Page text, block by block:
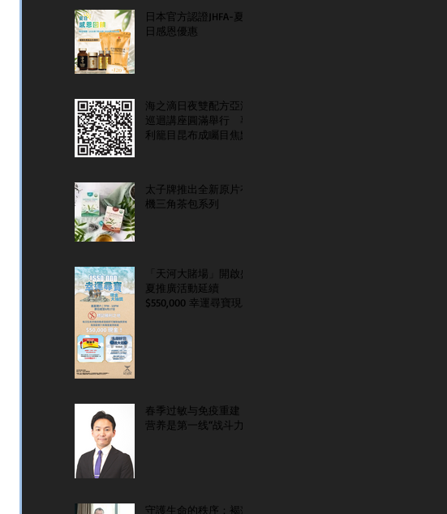
日本官方認證JHFA-夏
日感恩優惠
海之滴日夜雙配方亞洲
巡迴講座圓滿舉行 專
利籠目昆布成矚目焦點
太子牌推出全新原片有
機三角茶包系列
「天河大賭場」開啟盛
夏推廣活動延續
$550,000 幸運尋寶現金
春季过敏与免疫重建：
营养是第一线“战斗力”
守護生命的秩序：褐藻